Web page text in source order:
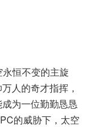
恒不变的主旋
人的奇才指挥，
为一位勤勤恳恳
的威胁下，太空